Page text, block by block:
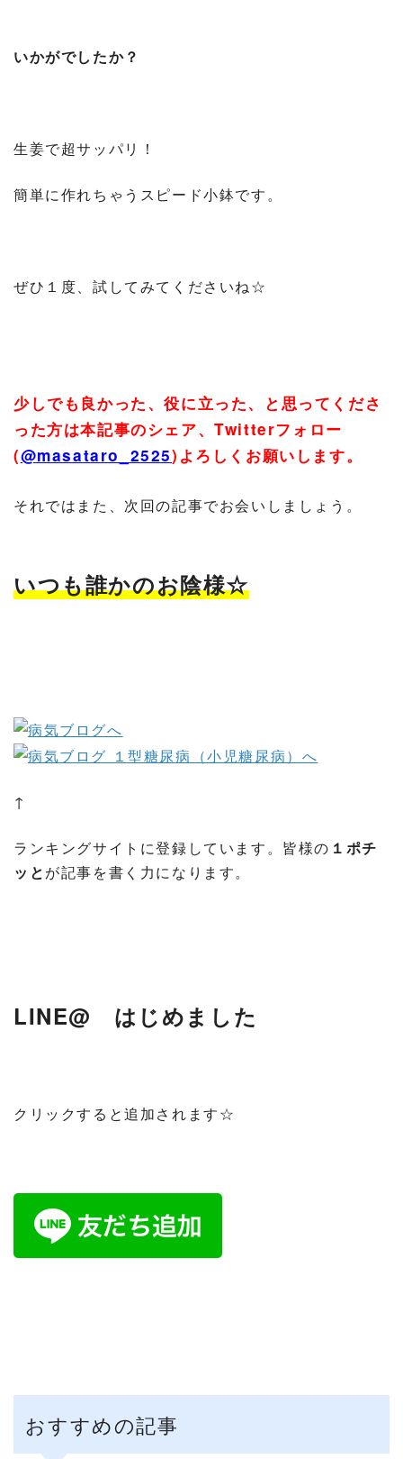
いかがでしたか？
生姜で超サッパリ！
簡単に作れちゃうスピード小鉢です。
ぜひ１度、試してみてくださいね☆
少しでも良かった、役に立った、と思ってくださ
った方は本記事のシェア、Twitterフォロー
(@masataro_2525) よろしくお願いします。
それではまた、次回の記事でお会いしましょう。
いつも誰かのお陰様☆
↑
ランキングサイトに登録しています。皆様の １ポチ
ッとが記事を書く力になります。
LINE@ はじめました
クリックすると追加されます☆
おすすめの記事